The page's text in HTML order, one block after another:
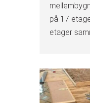
på 17
etager